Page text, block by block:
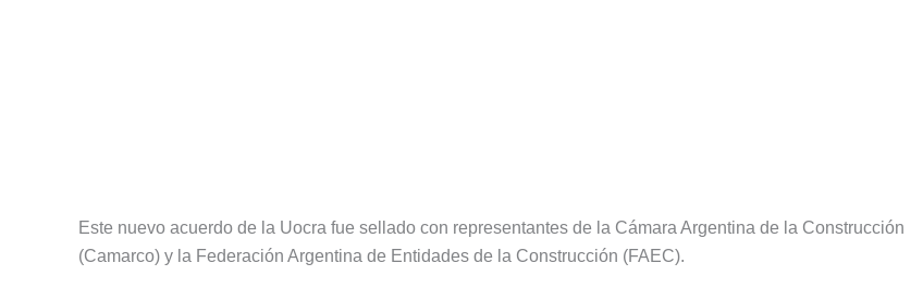
Este nuevo acuerdo de la Uocra fue sellado con representantes de la Cámara Argentina de la Construcción
(Camarco) y la Federación Argentina de Entidades de la Construcción (FAEC).